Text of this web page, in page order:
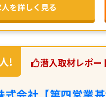
を詳しく見る
! 潜入取材レポー